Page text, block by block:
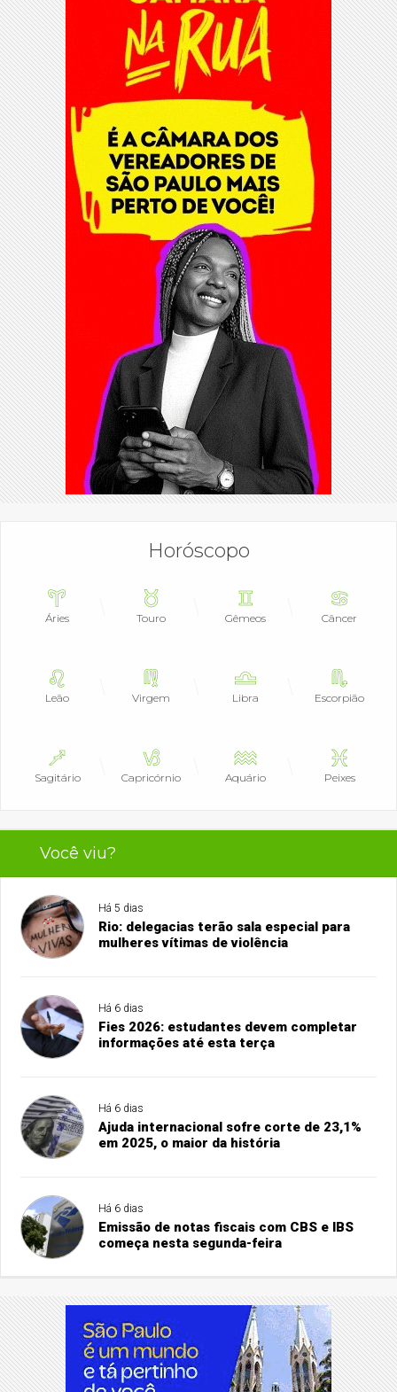
Horóscopo
Áries Touro Gêmeos Câncer
Leão Virgem Libra Escorpião
Sagitário Capricórnio Aquário Peixes
Você viu?
Há 5 dias
Rio: delegacias terão sala especial para
mulheres vítimas de violência
Há 6 dias
Fies 2026: estudantes devem completar
informações até esta terça
Há 6 dias
Ajuda internacional sofre corte de 23,1%
em 2025, o maior da história
Há 6 dias
Emissão de notas fiscais com CBS e IBS
começa nesta segunda-feira